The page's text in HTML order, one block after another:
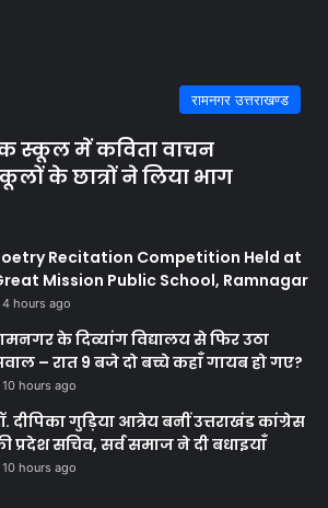
रामनगर उत्तराखण्ड
स्कूल में कविता वाचन
के छात्रों ने लिया भाग
Recitation Competition Held at
Mission Public School, Ramnagar
4 hours ago
के दिव्यांग विद्यालय से फिर उठा
– रात 9 बजे दो बच्चे कहाँ गायब हो गए?
10 hours ago
दीपिका गुड़िया आत्रेय बनीं उत्तराखंड कांग्रेस
प्रदेश सचिव, सर्व समाज ने दी बधाइयाँ
10 hours ago